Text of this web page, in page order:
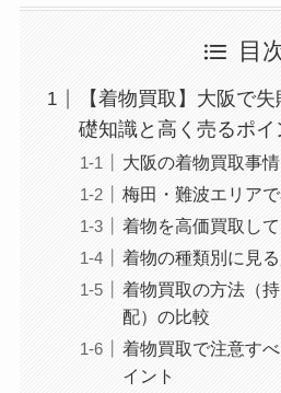
目
【着物買取】大阪で
礎知識と高く売るポイ
大阪の着物買取事
梅田・難波エリア
着物を高価買取し
着物の種類別に見
着物買取の方法（
配）の比較
着物買取で注意す
イント